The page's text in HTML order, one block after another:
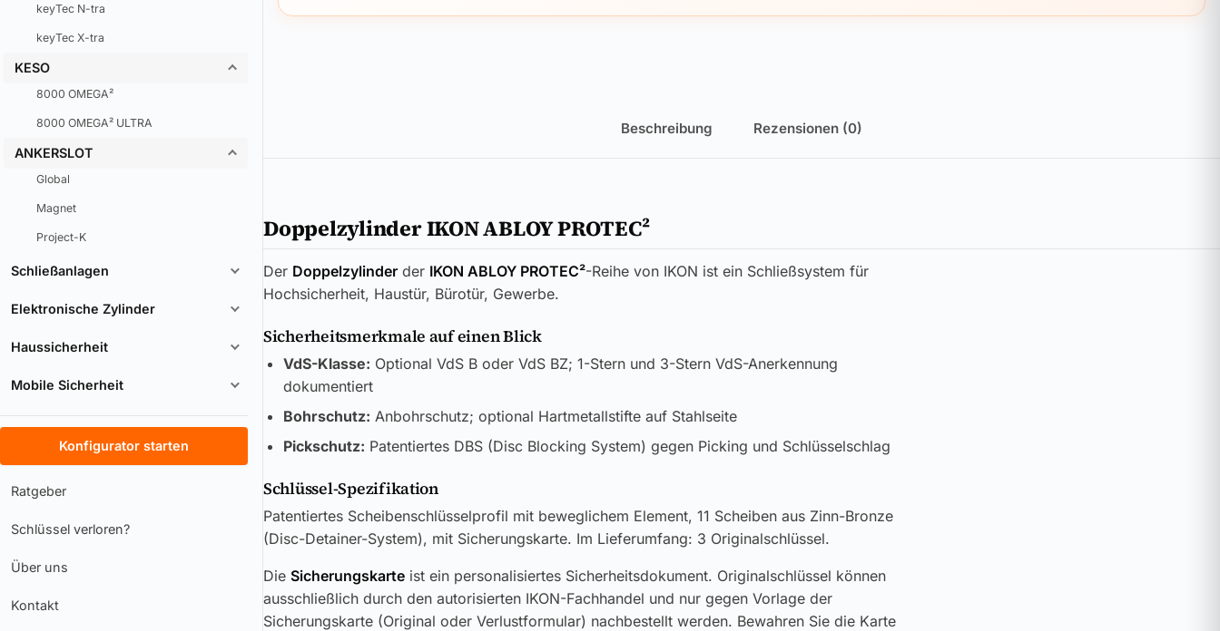
keyTec N-tra
keyTec X-tra
KESO
8000 OMEGA²
8000 OMEGA² ULTRA
ANKERSLOT
Global
Magnet
Project-K
Schließanlagen
Elektronische Zylinder
Haussicherheit
Mobile Sicherheit
Konfigurator starten
Ratgeber
Schlüssel verloren?
Über uns
Kontakt
Beschreibung Rezensionen (0)
Doppelzylinder IKON ABLOY PROTEC²
Der Doppelzylinder der IKON ABLOY PROTEC²-Reihe von IKON ist ein Schließsystem für
Hochsicherheit, Haustür, Bürotür, Gewerbe.
Sicherheitsmerkmale auf einen Blick
VdS-Klasse: Optional VdS B oder VdS BZ; 1-Stern und 3-Stern VdS-Anerkennung
dokumentiert
Bohrschutz: Anbohrschutz; optional Hartmetallstifte auf Stahlseite
Pickschutz: Patentiertes DBS (Disc Blocking System) gegen Picking und Schlüsselschlag
Schlüssel-Spezifikation
Patentiertes Scheibenschlüsselprofil mit beweglichem Element, 11 Scheiben aus Zinn-Bronze
(Disc-Detainer-System), mit Sicherungskarte. Im Lieferumfang: 3 Originalschlüssel.
Die Sicherungskarte ist ein personalisiertes Sicherheitsdokument. Originalschlüssel können
ausschließlich durch den autorisierten IKON-Fachhandel und nur gegen Vorlage der
Sicherungskarte (Original oder Verlustformular) nachbestellt werden. Bewahren Sie die Karte